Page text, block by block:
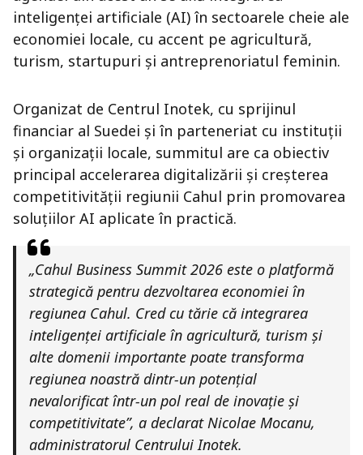
inteligenței artificiale (AI) în sectoarele cheie ale
economiei locale, cu accent pe agricultură,
turism, startupuri și antreprenoriatul feminin.
Organizat de Centrul Inotek, cu sprijinul
financiar al Suedei și în parteneriat cu instituții
și organizații locale, summitul are ca obiectiv
principal accelerarea digitalizării și creșterea
competitivității regiunii Cahul prin promovarea
soluțiilor AI aplicate în practică.
„Cahul Business Summit 2026 este o platformă
strategică pentru dezvoltarea economiei în
regiunea Cahul. Cred cu tărie că integrarea
inteligenței artificiale în agricultură, turism și
alte domenii importante poate transforma
regiunea noastră dintr-un potențial
nevalorificat într-un pol real de inovație și
competitivitate”, a declarat Nicolae Mocanu,
administratorul Centrului Inotek.